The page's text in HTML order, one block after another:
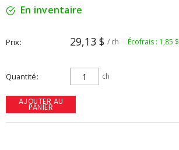
En inventaire
Prix 29,13 $ / ch Écofrais : 1,85 $
Quantité ch
AJOUTER AU
PANIER